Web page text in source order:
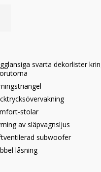
svarta dekorlister
stolar
av släpvagnsljus
subwoofer
låsning